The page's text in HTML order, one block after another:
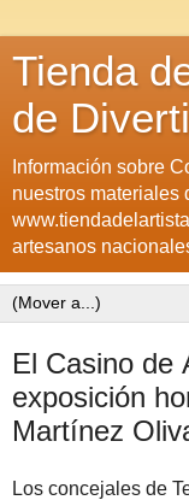
Tienda
de
Información sobre
nuestros materiales
artesanos
El Casino de
exposición
Martínez
Los concejales de